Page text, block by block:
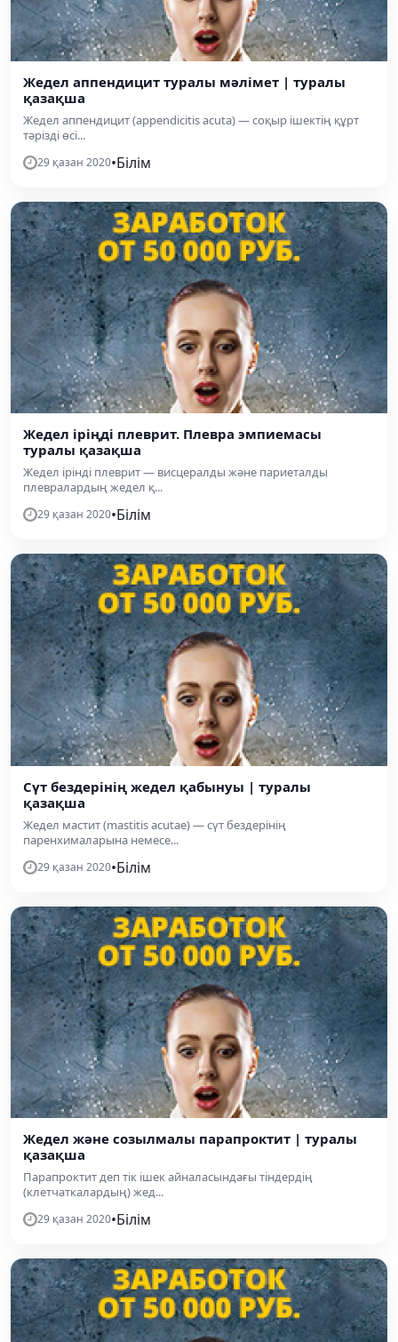
Жедел аппендицит туралы мәлімет | туралы
қазақша
Жедел аппендицит (appendicitis acuta) — соқыр ішектің құрт
тәрізді өсі...
29 қазан 2020•Білім
Жедел іріңді плеврит. Плевра эмпиемасы
туралы қазақша
Жедел ірінді плеврит — висцералды және париеталды
плевралардың жедел қ...
29 қазан 2020•Білім
Сүт бездерінің жедел қабынуы | туралы
қазақша
Жедел мастит (mastitis acutae) — сүт бездерінің
паренхималарына немесе...
29 қазан 2020•Білім
Жедел және созылмалы парапроктит | туралы
қазақша
Парапроктит деп тік ішек айналасындағы тіндердің
(клетчаткалардың) жед...
29 қазан 2020•Білім